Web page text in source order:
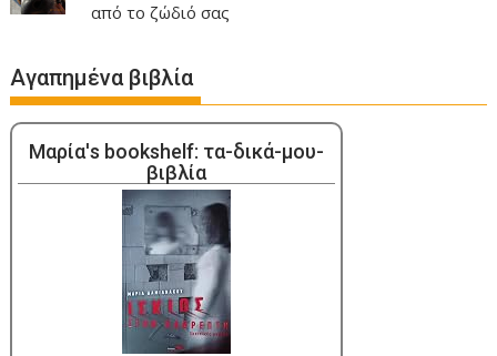
από το ζώδιό σας
Αγαπημένα βιβλία
Μαρία's bookshelf: τα-δικά-μου-
βιβλία